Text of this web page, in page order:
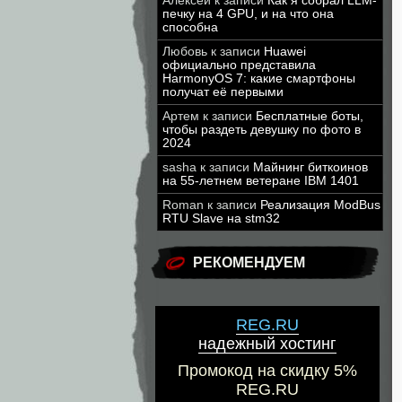
печку на 4 GPU, и на что она
способна
Любовь к записи Huawei
официально представила
HarmonyOS 7: какие смартфоны
получат её первыми
Артем к записи Бесплатные боты,
чтобы раздеть девушку по фото в
2024
sasha к записи Майнинг биткоинов
на 55-летнем ветеране IBM 1401
Roman к записи Реализация ModBus
RTU Slave на stm32
РЕКОМЕНДУЕМ
REG.RU
надежный хостинг
Промокод на скидку 5%
REG.RU